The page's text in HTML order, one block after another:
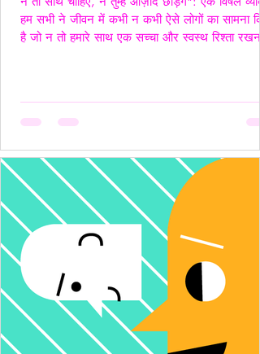
हम सभी ने जीवन में कभी न कभी ऐसे लोगों का सामना
है जो न तो हमारे साथ एक सच्चा और स्वस्थ रिश्ता रखना
अक्सर "Toxic", यानी विषैले व्यवहार के उदाहरण होते हैं,